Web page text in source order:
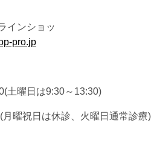
インショッ
pro.jp
土曜日は9:30～13:30)
曜祝日は休診、火曜日通常診療)